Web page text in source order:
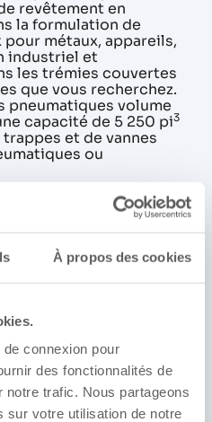
À propos des cookies
connexion pour
des fonctionnalités de
trafic. Nous partageons
sur votre utilisation de notre
revêtement en
la formulation de
métaux, appareils,
industriel et
les trémies couvertes
que vous recherchez.
pneumatiques volume
capacité de 5 250 pi3
et de vannes
ou
brute sur rail